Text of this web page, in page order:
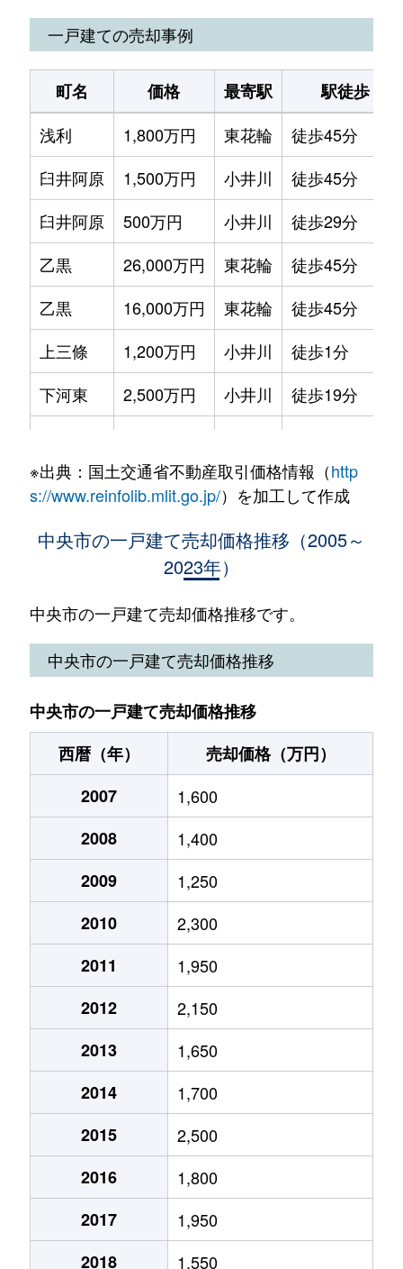
一戸建ての売却事例
町名 価格 最寄駅
駅徒歩
浅利
1,800万円 東花輪
徒歩45分
臼井阿原
1,500万円 小井川
徒歩45分
臼井阿原
500万円 小井川
徒歩29分
乙黒
26,000万円 東花輪
徒歩45分
乙黒
16,000万円 東花輪
徒歩45分
上三條
1,200万円 小井川
徒歩1分
下河東
2,500万円 小井川
徒歩19分
関原
200万円 東花輪
徒歩1時間15分
4,500万円 常永
西花輪
1,300万円 東花輪
東花輪
2,400万円 東花輪
東花輪
1,500万円 東花輪
徒歩13分
東花輪
2,800万円 東花輪
徒歩9分
山之神
880万円
山之神
7,400万円
12,000万円
1,600万円
※出典：国土交通省不動産取引価格情報（http
s://www.reinfolib.mlit.go.jp/）を加工して作成
中央市の一戸建て売却価格推移（2005～
2023年）
中央市の一戸建て売却価格推移です。
中央市の一戸建て売却価格推移
中央市の一戸建て売却価格推移
西暦（年）
売却価格（万円）
2007
1,600
2008
1,400
2009
1,250
2010
2,300
2011
1,950
2012
2,150
2013
1,650
2014
1,700
2015
2,500
2016
1,800
2017
1,950
2018
1,550